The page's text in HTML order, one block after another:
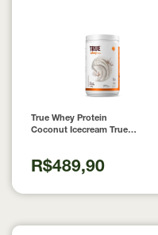
True Whey Protein
Coconut Icecream True
R$489,90